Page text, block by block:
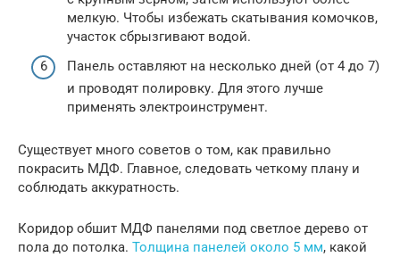
мелкую. Чтобы избежать скатывания комочков,
участок сбрызгивают водой.
Панель оставляют на несколько дней (от 4 до 7)
и проводят полировку. Для этого лучше
применять электроинструмент.
Существует много советов о том, как правильно
покрасить МДФ. Главное, следовать четкому плану и
соблюдать аккуратность.
Коридор обшит МДФ панелями под светлое дерево от
пола до потолка. Толщина панелей около 5 мм, какой